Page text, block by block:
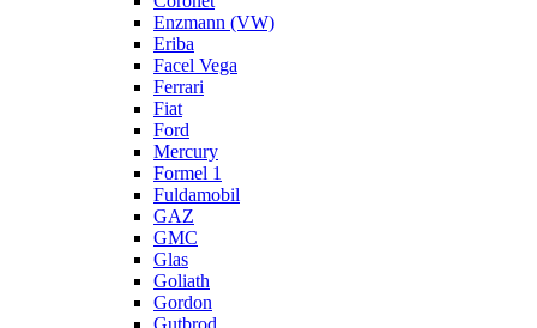
Enzmann (VW)
Eriba
Facel Vega
Ferrari
Fiat
Ford
Mercury
Formel 1
Fuldamobil
GAZ
GMC
Glas
Goliath
Gordon
Gutbrod